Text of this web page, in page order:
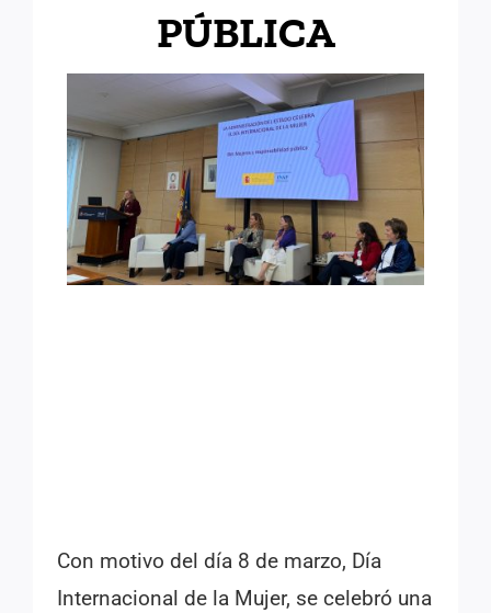
PÚBLICA
Con motivo del día 8 de marzo, Día
Internacional de la Mujer, se celebró una